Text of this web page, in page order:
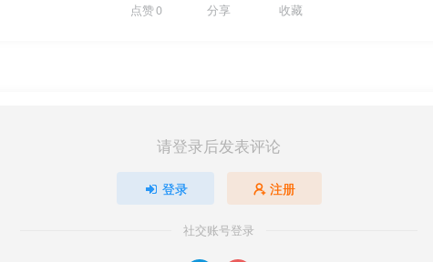
点赞0 分享 收藏
请登录后发表评论
登录 注册
社交账号登录